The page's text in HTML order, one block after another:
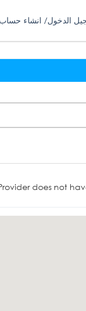
الدخول/ انشاء حساب
does not